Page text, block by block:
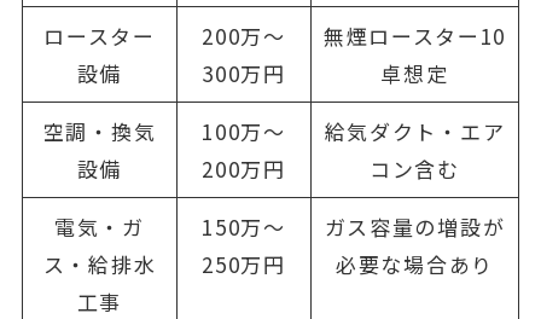
ロースター
設備
200万〜
300万円
無煙ロースター10
卓想定
空調・換気
設備
100万〜
200万円
給気ダクト・エア
コン含む
電気・ガ
ス・給排水
工事
150万〜
250万円
ガス容量の増設が
必要な場合あり